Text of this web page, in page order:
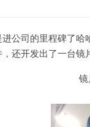
公司的里程碑了
还开发出了一台